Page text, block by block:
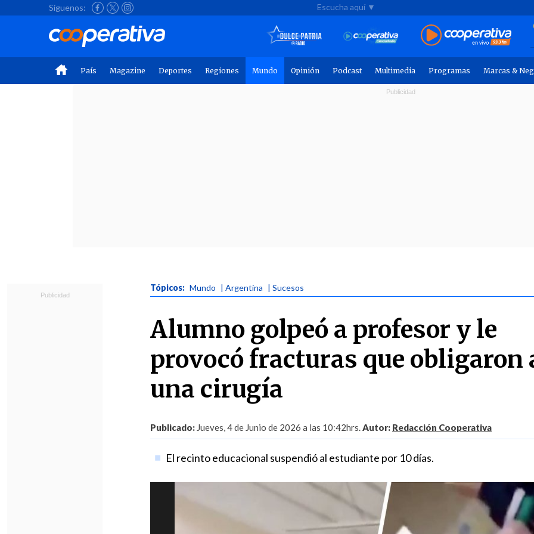
Síguenos: Escucha aquí ▼
País Magazine Deportes Regiones Mundo Opinión Podcast Multimedia Programas Marcas &
Tópicos: Mundo | Argentina | Sucesos
Alumno golpeó a profesor y le
provocó fracturas que obligaron
una cirugía
Publicado: Jueves, 4 de Junio de 2026 a las 10:42hrs.Autor: Redacción Cooperativa
El recinto educacional suspendió al estudiante por 10 días.